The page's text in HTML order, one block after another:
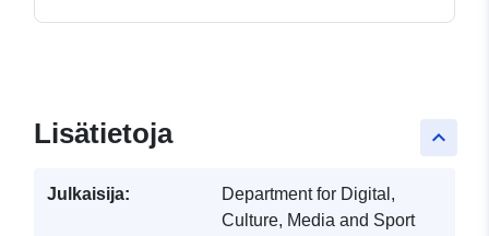
keyboard_arrow_up
Lisätietoja
Julkaisija:
Department for Digital,
Culture, Media and Sport